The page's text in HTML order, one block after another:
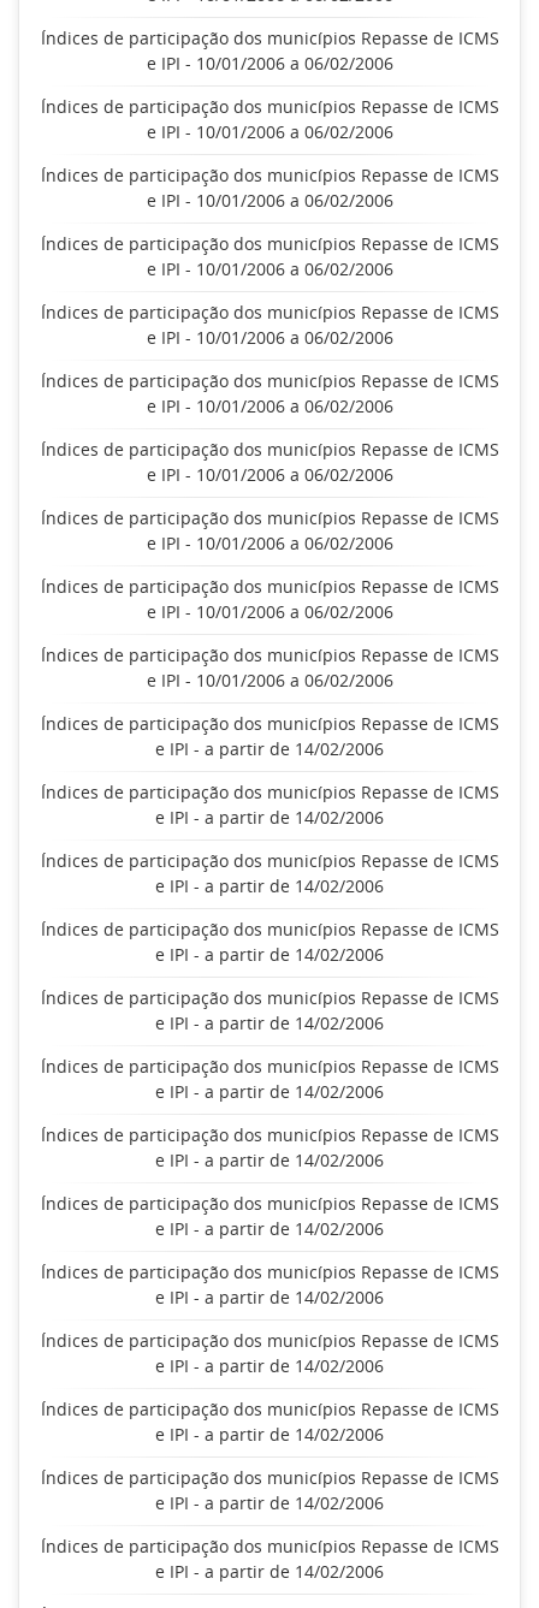
Índices de participação dos municípios Repasse de ICMS
e IPI - 10/01/2006 a 06/02/2006
Índices de participação dos municípios Repasse de ICMS
e IPI - 10/01/2006 a 06/02/2006
Índices de participação dos municípios Repasse de ICMS
e IPI - 10/01/2006 a 06/02/2006
Índices de participação dos municípios Repasse de ICMS
e IPI - 10/01/2006 a 06/02/2006
Índices de participação dos municípios Repasse de ICMS
e IPI - 10/01/2006 a 06/02/2006
Índices de participação dos municípios Repasse de ICMS
e IPI - 10/01/2006 a 06/02/2006
Índices de participação dos municípios Repasse de ICMS
e IPI - 10/01/2006 a 06/02/2006
Índices de participação dos municípios Repasse de ICMS
e IPI - 10/01/2006 a 06/02/2006
Índices de participação dos municípios Repasse de ICMS
e IPI - 10/01/2006 a 06/02/2006
Índices de participação dos municípios Repasse de ICMS
e IPI - 10/01/2006 a 06/02/2006
Índices de participação dos municípios Repasse de ICMS
e IPI - a partir de 14/02/2006
Índices de participação dos municípios Repasse de ICMS
e IPI - a partir de 14/02/2006
Índices de participação dos municípios Repasse de ICMS
e IPI - a partir de 14/02/2006
Índices de participação dos municípios Repasse de ICMS
e IPI - a partir de 14/02/2006
Índices de participação dos municípios Repasse de ICMS
e IPI - a partir de 14/02/2006
Índices de participação dos municípios Repasse de ICMS
e IPI - a partir de 14/02/2006
Índices de participação dos municípios Repasse de ICMS
e IPI - a partir de 14/02/2006
Índices de participação dos municípios Repasse de ICMS
e IPI - a partir de 14/02/2006
Índices de participação dos municípios Repasse de ICMS
e IPI - a partir de 14/02/2006
Índices de participação dos municípios Repasse de ICMS
e IPI - a partir de 14/02/2006
Índices de participação dos municípios Repasse de ICMS
e IPI - a partir de 14/02/2006
Índices de participação dos municípios Repasse de ICMS
e IPI - a partir de 14/02/2006
Índices de participação dos municípios Repasse de ICMS
e IPI - a partir de 14/02/2006